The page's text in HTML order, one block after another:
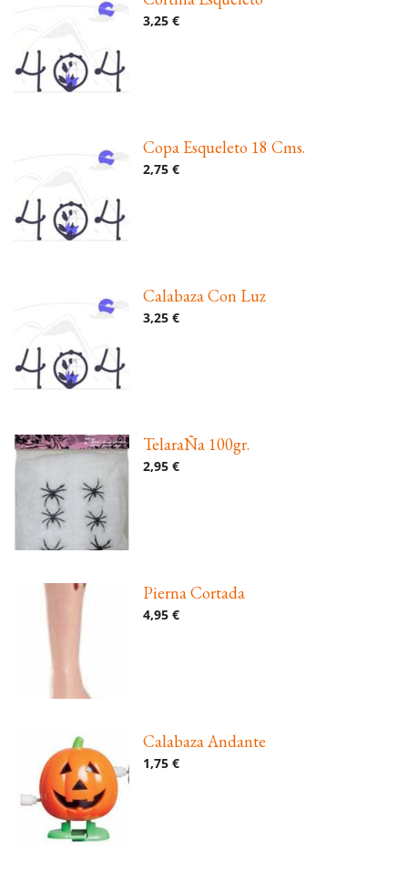
3,25 €
Copa Esqueleto 18 Cms.
2,75 €
Calabaza Con Luz
3,25 €
TelaraÑa 100gr.
2,95 €
Pierna Cortada
4,95 €
Calabaza Andante
1,75 €